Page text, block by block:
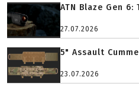
ATN Blaze Gen
27.07.2026
5" Assault
23.07.2026